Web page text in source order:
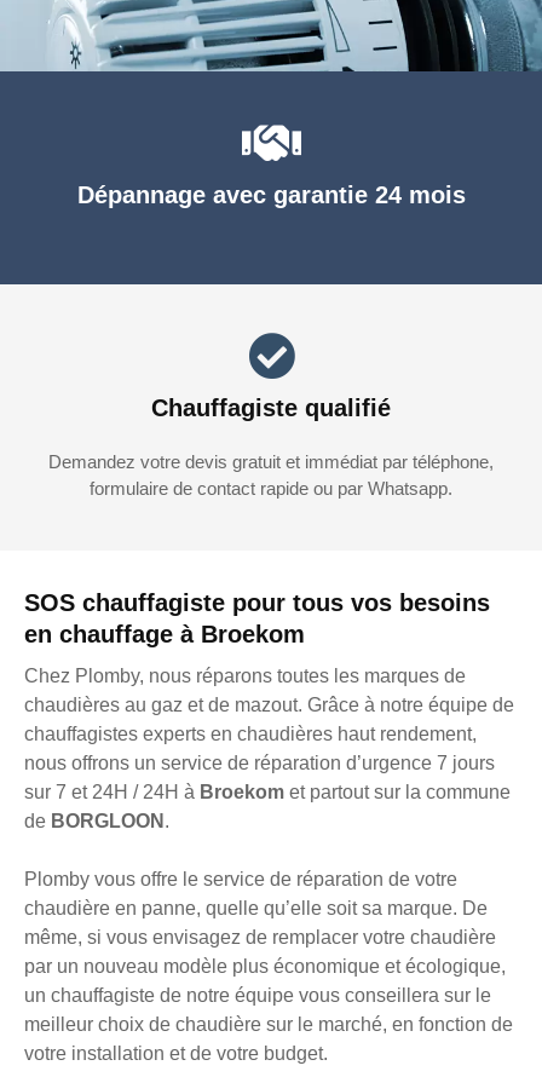
SOS chauffagiste pour tous vos besoins
en chauffage à Broekom
Chez Plomby, nous réparons toutes les marques de
chaudières au gaz et de mazout. Grâce à notre équipe de
chauffagistes experts en chaudières haut rendement,
nous offrons un service de réparation d’urgence 7 jours
sur 7 et 24H / 24H à Broekom et partout sur la commune
de BORGLOON .
Plomby vous offre le service de réparation de votre
chaudière en panne, quelle qu’elle soit sa marque. De
même, si vous envisagez de remplacer votre chaudière
par un nouveau modèle plus économique et écologique,
un chauffagiste de notre équipe vous conseillera sur le
meilleur choix de chaudière sur le marché, en fonction de
votre installation et de votre budget.
Dépannage avec garantie 24 mois
Chauffagiste qualifié
Demandez votre devis gratuit et immédiat par téléphone,
formulaire de contact rapide ou par Whatsapp.